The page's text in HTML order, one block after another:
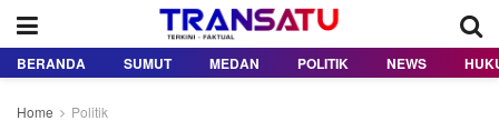
BERANDA SUMUT MEDAN POLITIK NEWS
Home Politik